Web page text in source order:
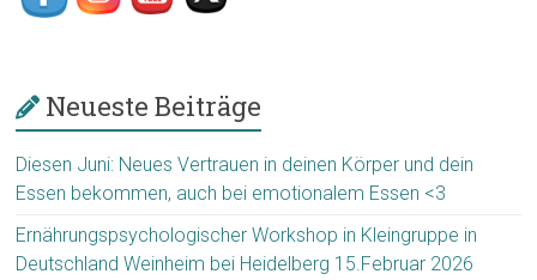
Neueste Beiträge
Diesen Juni: Neues Vertrauen in deinen Körper und dein
Essen bekommen, auch bei emotionalem Essen <3
Ernährungspsychologischer Workshop in Kleingruppe in
Deutschland Weinheim bei Heidelberg 15.Februar 2026